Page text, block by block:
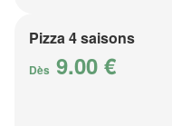
Pizza 4 saisons
Dès 9.00 €